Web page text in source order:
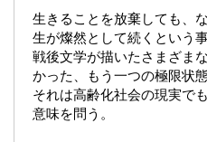
生きることを放棄しても、
生が燦然として続くという事
戦後文学が描いたさまざま
かった、もう一つの極限状
それは高齢化社会の現実で
意味を問う。